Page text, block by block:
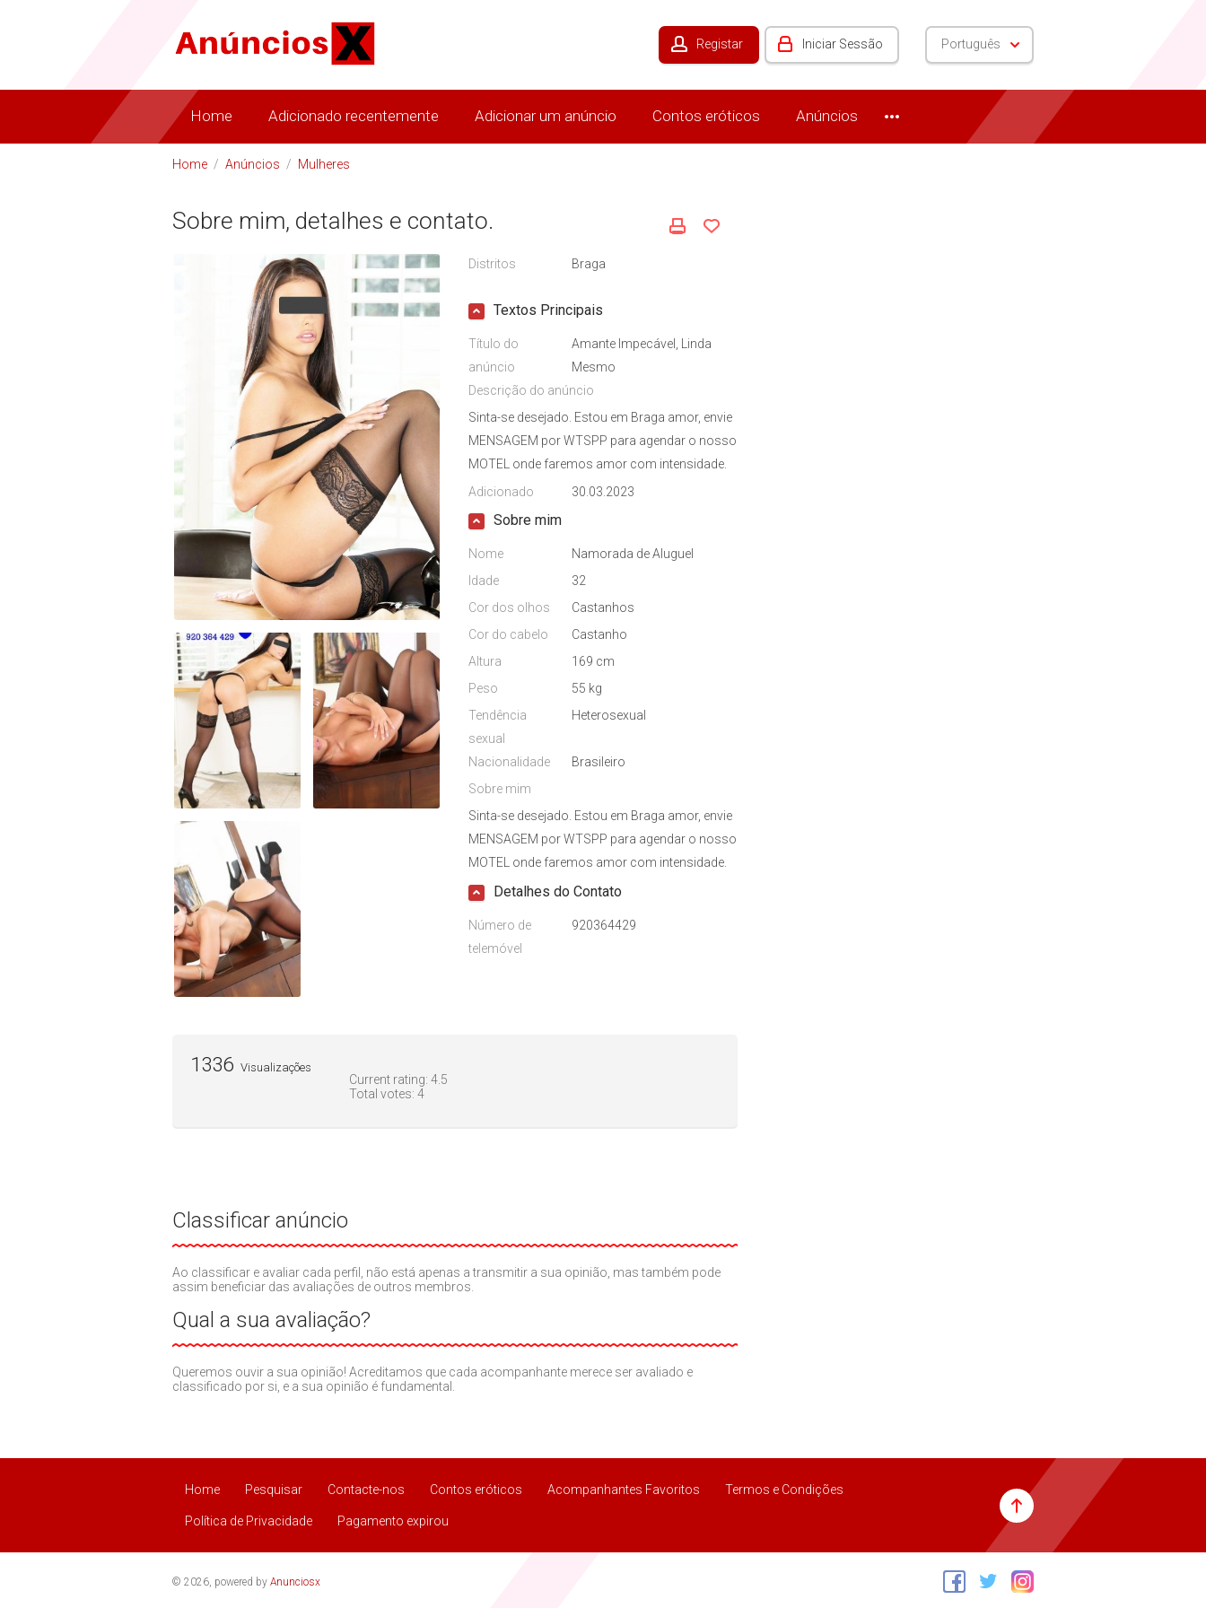
Registar Iniciar Sessão Português
Home Adicionado recentemente Adicionar um anúncio Contos eróticos Anúncios
Home / Anúncios / Mulheres
Sobre mim, detalhes e contato.
Distritos Braga
Textos Principais
Título do
anúncio
Amante Impecável, Linda
Mesmo
Descrição do anúncio
Sinta-se desejado. Estou em Braga amor, envie
MENSAGEM por WTSPP para agendar o nosso
MOTEL onde faremos amor com intensidade.
Adicionado
30.03.2023
Sobre mim
Nome
Namorada de Aluguel
Idade
32
Cor dos olhos
Castanhos
Cor do cabelo
Castanho
Altura
169 cm
Peso
55 kg
Tendência
sexual
Heterosexual
Nacionalidade
Brasileiro
Sobre mim
Sinta-se desejado. Estou em Braga amor, envie
MENSAGEM por WTSPP para agendar o nosso
MOTEL onde faremos amor com intensidade.
Detalhes do Contato
Número de
telemóvel
920364429
Current rating: 4.5
Total votes: 4
1336 Visualizações
Classificar anúncio
Ao classificar e avaliar cada perfil, não está apenas a transmitir a sua opinião, mas também pode
assim beneficiar das avaliações de outros membros.
Qual a sua avaliação?
Queremos ouvir a sua opinião! Acreditamos que cada acompanhante merece ser avaliado e
classificado por si, e a sua opinião é fundamental.
Home Pesquisar Contacte-nos Contos eróticos Acompanhantes Favoritos Termos e Condições
Política de Privacidade Pagamento expirou
© 2026, powered by Anunciosx